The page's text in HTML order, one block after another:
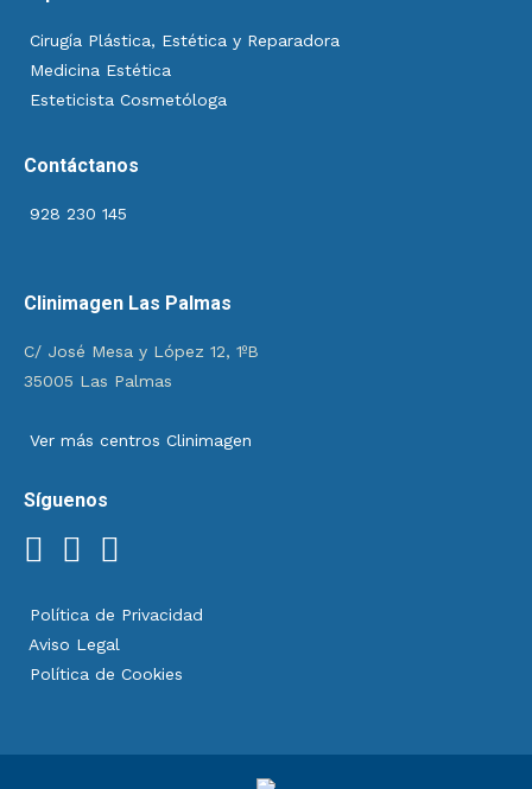
Cirugía Plástica, Estética y Reparadora
Medicina Estética
Esteticista Cosmetóloga
Contáctanos
928 230 145
Clinimagen Las Palmas
C/ José Mesa y López 12, 1ºB
35005 Las Palmas
Ver más centros Clinimagen
Síguenos
Política de Privacidad
Aviso Legal
Política de Cookies